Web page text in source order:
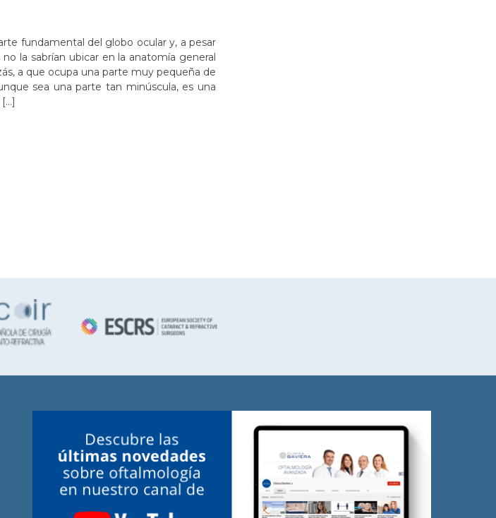
fundamental del globo ocular y, a pesar
la sabrían ubicar en la anatomía general
a que ocupa una parte muy pequeña de
sea una parte tan minúscula, es una